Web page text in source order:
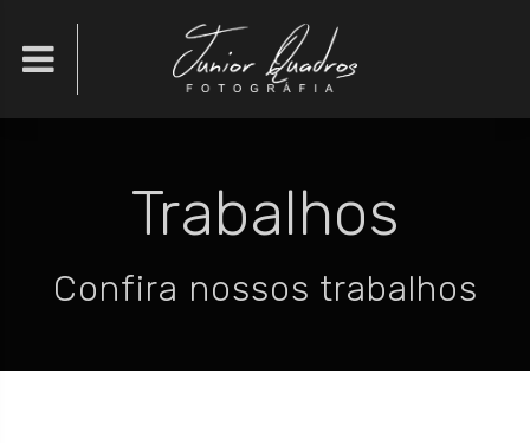

Trabalhos
Confira nossos trabalhos